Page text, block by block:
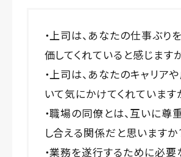
・上司は、あなたの仕事ぶり
価してくれていると感じます
・上司は、あなたのキャリア
いて気にかけてくれています
・職場の同僚とは、互いに尊
し合える関係だと思いますか
・業務を遂行するために必